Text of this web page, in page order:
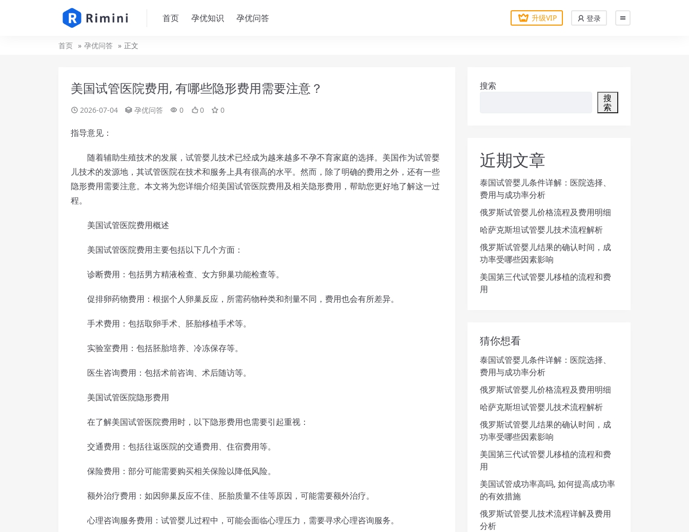
首页 孕优知识 孕优问答 升级VIP 登录
首页 孕优问答 正文
美国试管医院费用, 有哪些隐形费用需要注意？
2026-07-04 孕优问答 0 0 0
指导意见：
随着辅助生殖技术的发展，试管婴儿技术已经成为越来越多不孕不育家庭的选择。美国作为试管婴
儿技术的发源地，其试管医院在技术和服务上具有很高的水平。然而，除了明确的费用之外，还有一些
隐形费用需要注意。本文将为您详细介绍美国试管医院费用及相关隐形费用，帮助您更好地了解这一过
程。
美国试管医院费用概述
美国试管医院费用主要包括以下几个方面：
诊断费用：包括男方精液检查、女方卵巢功能检查等。
促排卵药物费用：根据个人卵巢反应，所需药物种类和剂量不同，费用也会有所差异。
手术费用：包括取卵手术、胚胎移植手术等。
实验室费用：包括胚胎培养、冷冻保存等。
医生咨询费用：包括术前咨询、术后随访等。
美国试管医院隐形费用
在了解美国试管医院费用时，以下隐形费用也需要引起重视：
交通费用：包括往返医院的交通费用、住宿费用等。
保险费用：部分可能需要购买相关保险以降低风险。
额外治疗费用：如因卵巢反应不佳、胚胎质量不佳等原因，可能需要额外治疗。
心理咨询服务费用：试管婴儿过程中，可能会面临心理压力，需要寻求心理咨询服务。
搜索
搜
索
近期文章
泰国试管婴儿条件详解：医院选择、
费用与成功率分析
俄罗斯试管婴儿价格流程及费用明细
哈萨克斯坦试管婴儿技术流程解析
俄罗斯试管婴儿结果的确认时间，成
功率受哪些因素影响
美国第三代试管婴儿移植的流程和费
用
猜你想看
泰国试管婴儿条件详解：医院选择、
费用与成功率分析
俄罗斯试管婴儿价格流程及费用明细
哈萨克斯坦试管婴儿技术流程解析
俄罗斯试管婴儿结果的确认时间，成
功率受哪些因素影响
美国第三代试管婴儿移植的流程和费
用
美国试管成功率高吗, 如何提高成功率
的有效措施
俄罗斯试管婴儿技术流程详解及费用
分析